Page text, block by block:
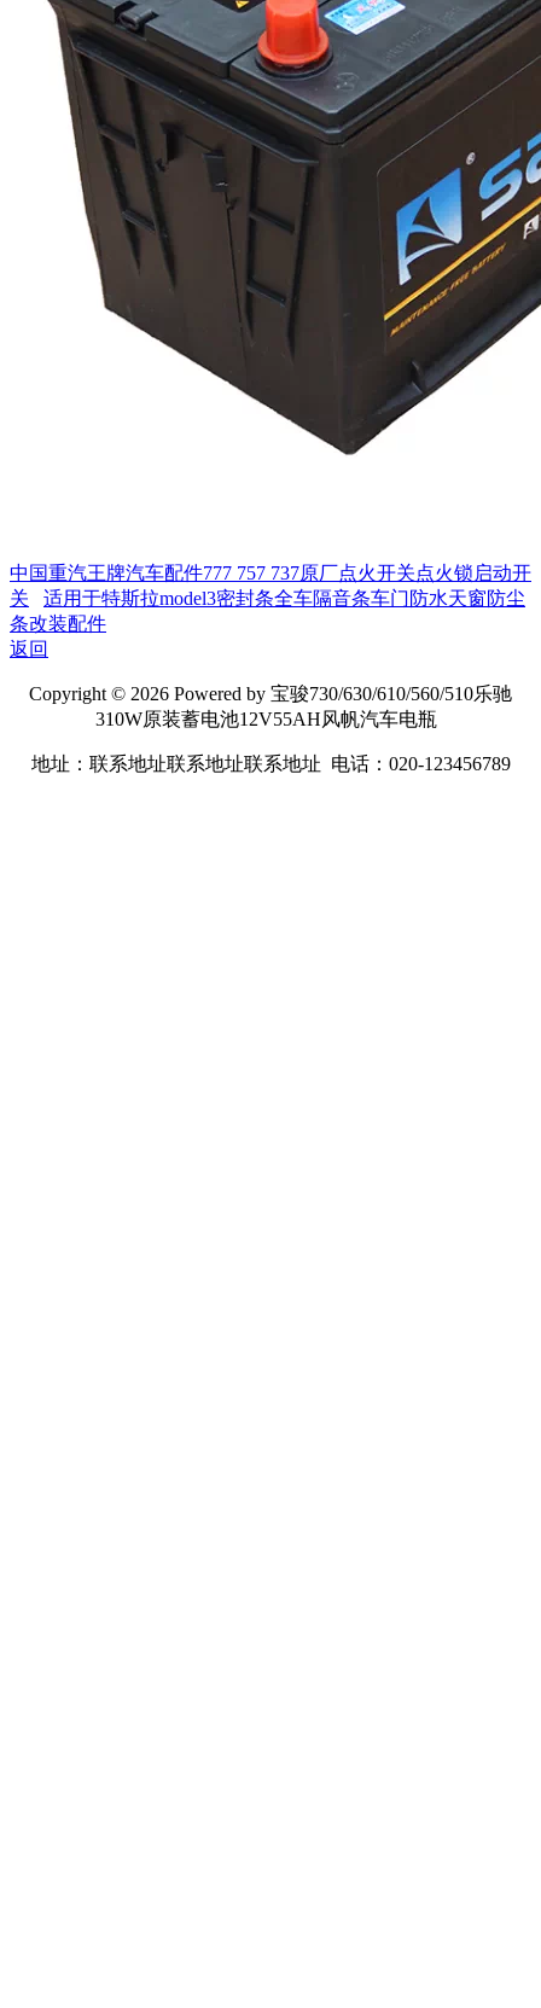
中国重汽王牌汽车配件777 757 737原厂点火开关点火锁启动开
关
适用于特斯拉model3密封条全车隔音条车门防水天窗防尘
条改装配件
返回
Copyright © 2026 Powered by 宝骏730/630/610/560/510乐驰
310W原装蓄电池12V55AH风帆汽车电瓶
地址：联系地址联系地址联系地址 电话：020-123456789